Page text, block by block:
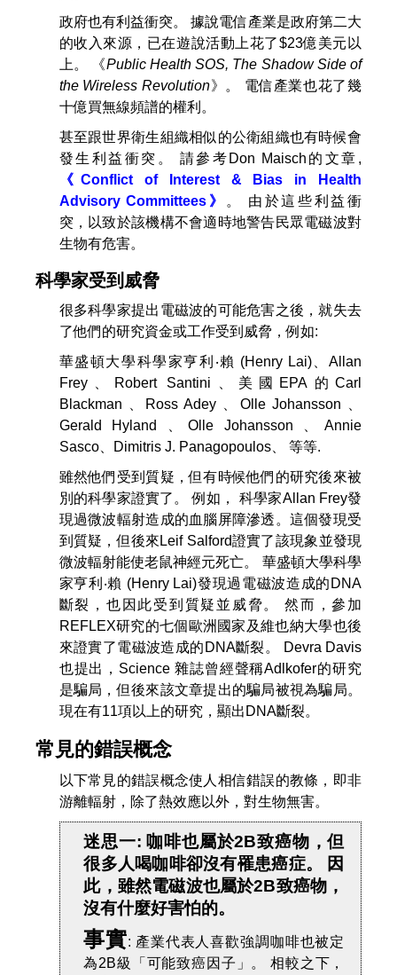
政府也有利益衝突。 據說電信產業是政府第二大
的收入來源，已在遊說活動上花了$23億美元以
上。 《Public Health SOS, The Shadow Side of
the Wireless Revolution》。 電信產業也花了幾
十億買無線頻譜的權利。
甚至跟世界衛生組織相似的公衛組織也有時候會
發生利益衝突。 請參考Don Maisch的文章,
《Conflict of Interest & Bias in Health
Advisory Committees》
。 由於這些利益衝
突，以致於該機構不會適時地警告民眾電磁波對
生物有危害。
科學家受到威脅
很多科學家提出電磁波的可能危害之後，就失去
了他們的研究資金或工作受到威脅，例如:
華盛頓大學科學家亨利‧賴 (Henry Lai)、Allan
Frey、Robert Santini、美國EPA的Carl
Blackman 、Ross Adey 、Olle Johansson 、
Gerald Hyland 、Olle Johansson 、Annie
Sasco、Dimitris J. Panagopoulos、 等等.
雖然他們受到質疑，但有時候他們的研究後來被
別的科學家證實了。 例如， 科學家Allan Frey發
現過微波輻射造成的血腦屏障滲透。這個發現受
到質疑，但後來Leif Salford證實了該現象並發現
微波輻射能使老鼠神經元死亡。 華盛頓大學科學
家亨利‧賴 (Henry Lai)發現過電磁波造成的DNA
斷裂，也因此受到質疑並威脅。 然而，參加
REFLEX研究的七個歐洲國家及維也納大學也後
來證實了電磁波造成的DNA斷裂。 Devra Davis
也提出，Science 雜誌曾經聲稱Adlkofer的研究
是騙局，但後來該文章提出的騙局被視為騙局。
現在有11項以上的研究，顯出DNA斷裂。
常見的錯誤概念
以下常見的錯誤概念使人相信錯誤的教條，即非
游離輻射，除了熱效應以外，對生物無害。
迷思一: 咖啡也屬於2B致癌物，但
很多人喝咖啡卻沒有罹患癌症。 因
此，雖然電磁波也屬於2B致癌物，
沒有什麼好害怕的。
事實: 產業代表人喜歡強調咖啡也被定
為2B級「可能致癌因子」。 相較之下，